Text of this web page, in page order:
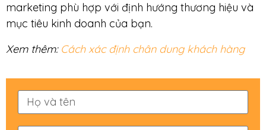
marketing phù hợp với định hướng thương hiệu và
mục tiêu kinh doanh của bạn.
Xem thêm: Cách xác định chân dung khách hàng